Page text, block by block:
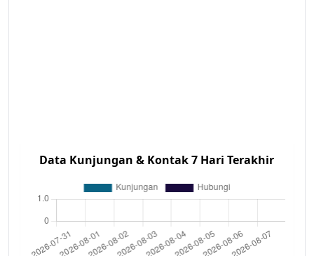
Data Kunjungan & Kontak 7 Hari Terakhir